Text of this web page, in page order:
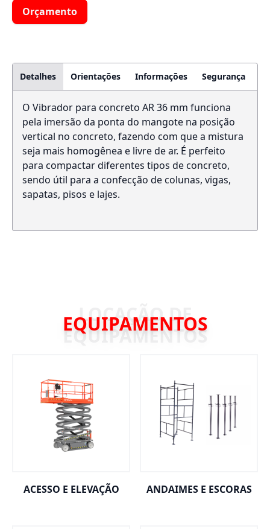
Orçamento
Detalhes Orientações Informações Segurança
O Vibrador para concreto AR 36 mm funciona
pela imersão da ponta do mangote na posição
vertical no concreto, fazendo com que a mistura
seja mais homogênea e livre de ar. É perfeito
para compactar diferentes tipos de concreto,
sendo útil para a confecção de colunas, vigas,
sapatas, pisos e lajes.
EQUIPAMENTOS
ACESSO E ELEVAÇÃO ANDAIMES E ESCORAS